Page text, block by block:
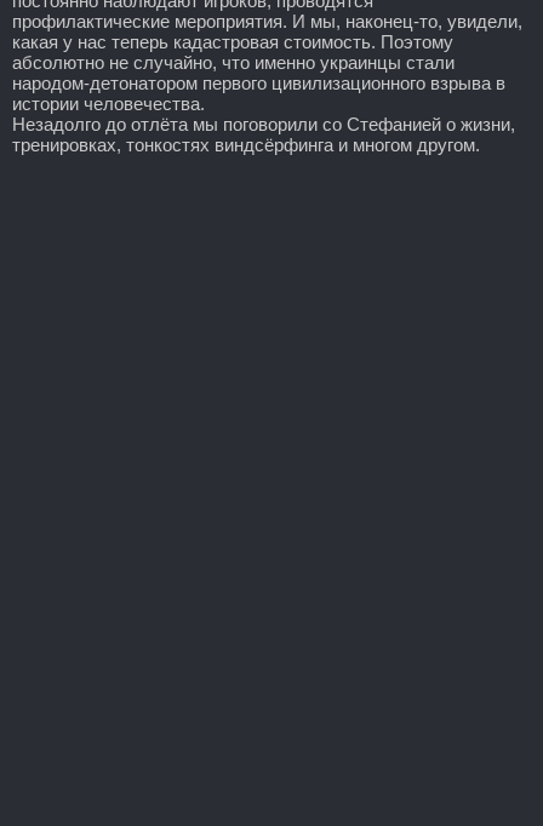
профилактические мероприятия. И мы, наконец-то, увидели,
какая у нас теперь кадастровая стоимость. Поэтому
абсолютно не случайно, что именно украинцы стали
народом-детонатором первого цивилизационного взрыва в
истории человечества.
Незадолго до отлёта мы поговорили со Стефанией о жизни,
тренировках, тонкостях виндсёрфинга и многом другом.